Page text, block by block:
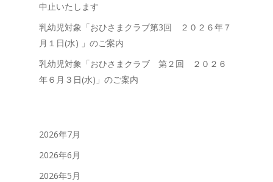
中止いたします
乳幼児対象「おひさまクラブ第3回 ２０２６年７
月１日(水) 」のご案内
乳幼児対象「おひさまクラブ 第２回 ２０２６
年６月３日(水)」のご案内
2026年7月
2026年6月
2026年5月